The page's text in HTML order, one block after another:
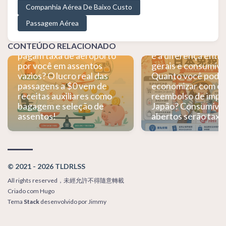
Companhia Aérea De Baixo Custo
Passagem Aérea
CONTEÚDO RELACIONADO
aéreas ousam vender
passagens a $0? Como as
companhias aéreas de
dinheiro? Elas realmente
pagam taxa de aeroporto
por você em assentos
vazios? O lucro real das
passagens a $0 vem de
receitas auxiliares como
bagagem e seleção de
assentos!
impostos primeiro,
é a diferença
gerais e
Quanto você pode
economizar com o
reembolso de
Japão?
abertos serão
© 2021 - 2026 TLDRLSS
All rights reserved，未經允許不得隨意轉載
Criado com Hugo
Tema Stack desenvolvido porJimmy